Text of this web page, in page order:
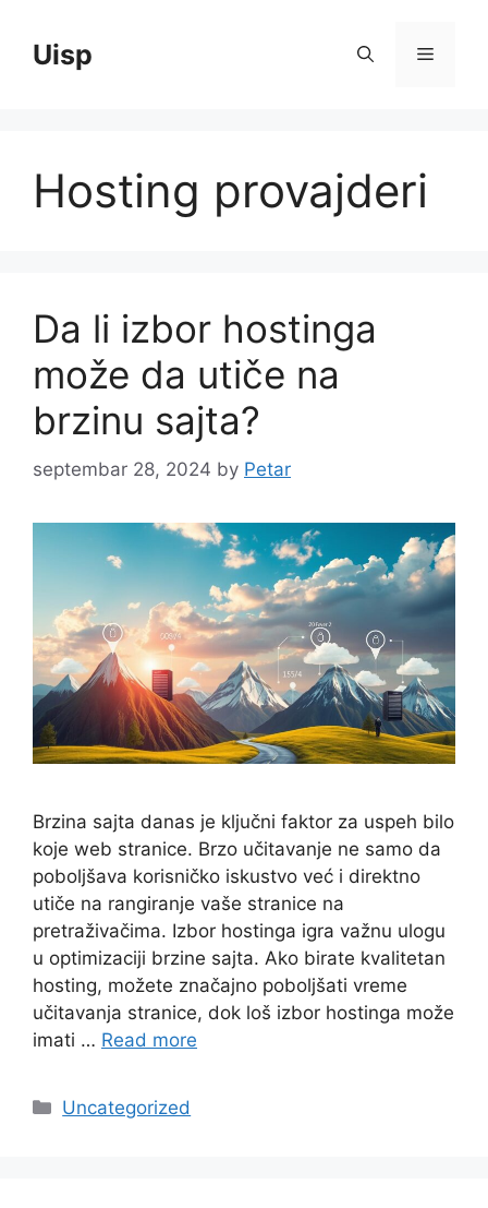
content
Uisp Menu
Hosting provajderi
Da li izbor hostinga
može da utiče na
brzinu sajta?
septembar 28, 2024 by Petar
Brzina sajta danas je ključni faktor za uspeh bilo
koje web stranice. Brzo učitavanje ne samo da
poboljšava korisničko iskustvo već i direktno
utiče na rangiranje vaše stranice na
pretraživačima. Izbor hostinga igra važnu ulogu
u optimizaciji brzine sajta. Ako birate kvalitetan
hosting, možete značajno poboljšati vreme
učitavanja stranice, dok loš izbor hostinga može
imati … Read more
Categories
Uncategorized